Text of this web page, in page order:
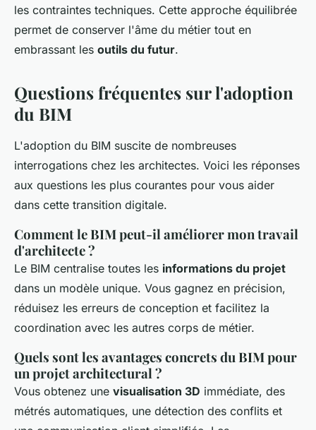
les contraintes techniques. Cette approche équilibrée
permet de conserver l'âme du métier tout en
embrassant les outils du futur.
Questions fréquentes sur l'adoption
du BIM
L'adoption du BIM suscite de nombreuses
interrogations chez les architectes. Voici les réponses
aux questions les plus courantes pour vous aider
dans cette transition digitale.
Comment le BIM peut-il améliorer mon travail
d'architecte ?
Le BIM centralise toutes les informations du projet
dans un modèle unique. Vous gagnez en précision,
réduisez les erreurs de conception et facilitez la
coordination avec les autres corps de métier.
Quels sont les avantages concrets du BIM pour
un projet architectural ?
Vous obtenez une visualisation 3D immédiate, des
métrés automatiques, une détection des conflits et